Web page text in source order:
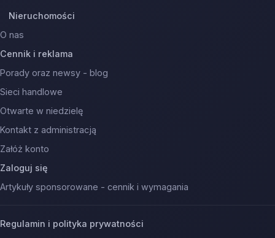
Nieruchomości
O nas
Cennik i reklama
Porady oraz newsy - blog
Sieci handlowe
Otwarte w niedzielę
Kontakt z administracją
Załóż konto
Zaloguj się
Artykuły sponsorowane - cennik i wymagania
Regulamin i polityka prywatności